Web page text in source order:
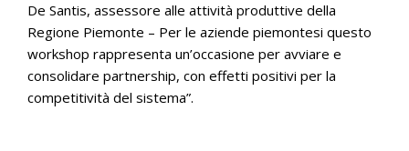
De Santis, assessore alle attività produttive della
Regione Piemonte – Per le aziende piemontesi questo
workshop rappresenta un’occasione per avviare e
consolidare partnership, con effetti positivi per la
competitività del sistema”.